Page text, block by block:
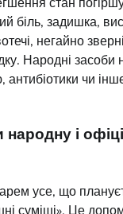
біль, задишка,
негайно
Народні засоби
антибіотики чи
і
усе, що
суміші». Це